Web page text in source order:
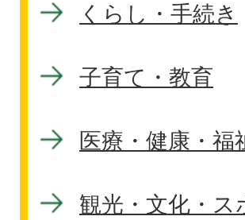
くらし・手続き
子育て・教育
医療・健康・福
観光・文化・ス